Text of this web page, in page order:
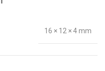
16 × 12 × 4 mm